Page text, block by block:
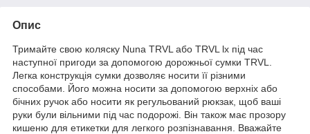
Опис
Тримайте свою коляску Nuna TRVL або TRVL lx під час
наступної пригоди за допомогою дорожньої сумки TRVL.
Легка конструкція сумки дозволяє носити її різними
способами. Його можна носити за допомогою верхніх або
бічних ручок або носити як регульований рюкзак, щоб ваші
руки були вільними під час подорожі. Він також має прозору
кишеню для етикетки для легкого розпізнавання. Вважайте